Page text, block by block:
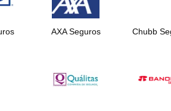
AXA Seguros Chubb